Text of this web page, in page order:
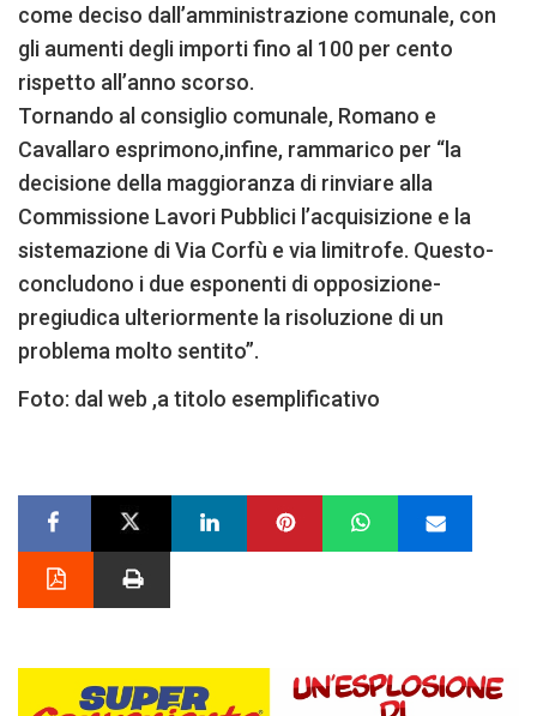
come deciso dall’amministrazione comunale, con
gli aumenti degli importi fino al 100 per cento
rispetto all’anno scorso.
Tornando al consiglio comunale, Romano e
Cavallaro esprimono,infine, rammarico per “la
decisione della maggioranza di rinviare alla
Commissione Lavori Pubblici l’acquisizione e la
sistemazione di Via Corfù e via limitrofe. Questo-
concludono i due esponenti di opposizione-
pregiudica ulteriormente la risoluzione di un
problema molto sentito”.
Foto: dal web ,a titolo esemplificativo